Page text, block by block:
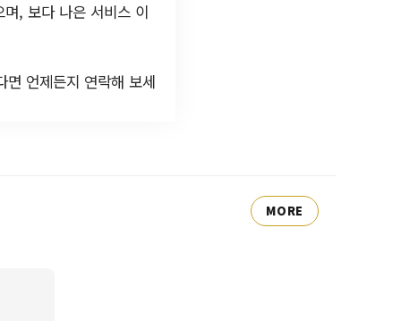
, 보다 나은 서비스 이
면 언제든지 연락해 보세
MORE